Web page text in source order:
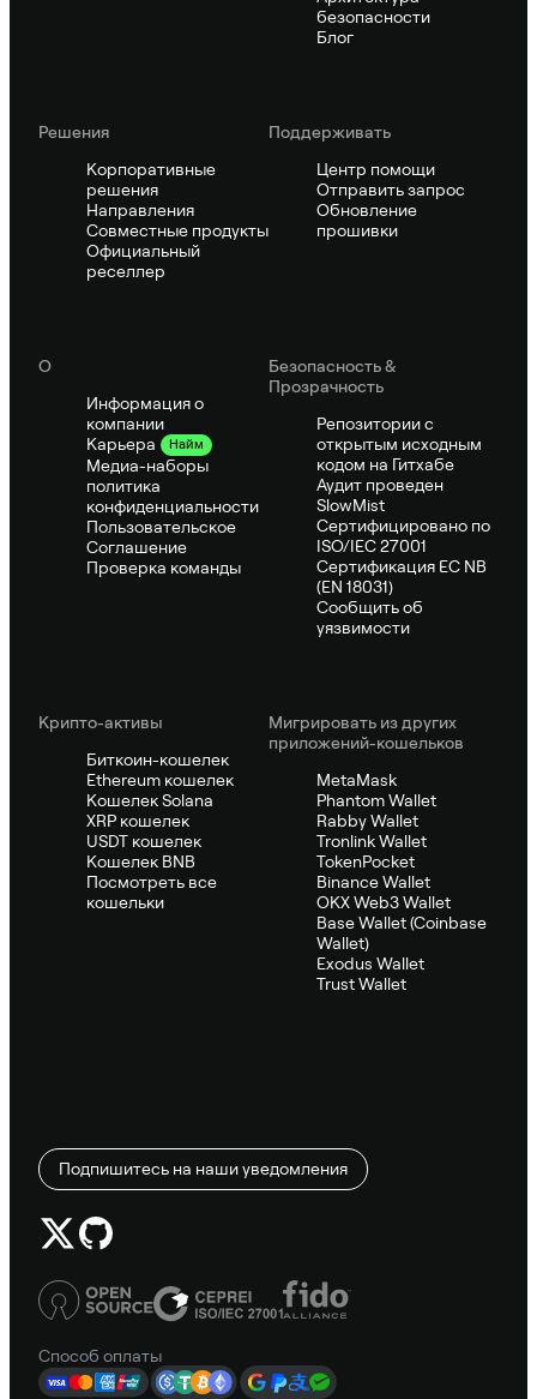
безопасности
Блог
Решения
Корпоративные
решения
Направления
Совместные продукты
Официальный
реселлер
Поддерживать
Центр помощи
Отправить запрос
Обновление
прошивки
О
Информация о
компании
Карьера
Найм
Медиа-наборы
политика
конфиденциальности
Пользовательское
Соглашение
Проверка команды
Безопасность &
Прозрачность
Репозитории с
открытым исходным
кодом на Гитхабе
Аудит проведен
SlowMist
Сертифицировано по
ISO/IEC 27001
Сертификация ЕС NB
(EN 18031)
Сообщить об
уязвимости
Крипто-активы
Биткоин-кошелек
Ethereum кошелек
Кошелек Solana
XRP кошелек
USDT кошелек
Кошелек BNB
Посмотреть все
кошельки
Мигрировать из других
приложений-кошельков
MetaMask
Phantom Wallet
Rabby Wallet
Tronlink Wallet
TokenPocket
Binance Wallet
OKX Web3 Wallet
Base Wallet (Coinbase
Wallet)
Exodus Wallet
Trust Wallet
Подпишитесь на наши уведомления
Способ оплаты